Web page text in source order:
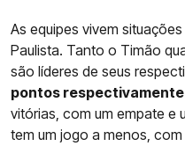
As equipes vivem
Paulista. Tanto o Timão
são líderes de seus
pontos
vitórias, com um empate e
tem um jogo a menos,